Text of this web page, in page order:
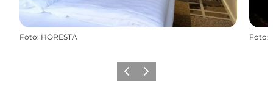
Foto: HORESTA Foto:
Precedente
Avanti